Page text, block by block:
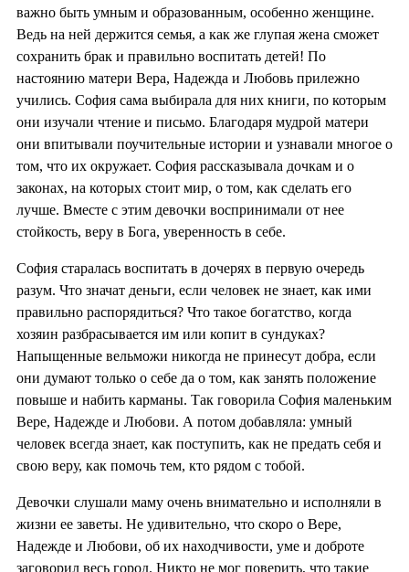
важно быть умным и образованным, особенно женщине.
Ведь на ней держится семья, а как же глупая жена сможет
сохранить брак и правильно воспитать детей! По
настоянию матери Вера, Надежда и Любовь прилежно
учились. София сама выбирала для них книги, по которым
они изучали чтение и письмо. Благодаря мудрой матери
они впитывали поучительные истории и узнавали многое о
том, что их окружает. София рассказывала дочкам и о
законах, на которых стоит мир, о том, как сделать его
лучше. Вместе с этим девочки воспринимали от нее
стойкость, веру в Бога, уверенность в себе.
София старалась воспитать в дочерях в первую очередь
разум. Что значат деньги, если человек не знает, как ими
правильно распорядиться? Что такое богатство, когда
хозяин разбрасывается им или копит в сундуках?
Напыщенные вельможи никогда не принесут добра, если
они думают только о себе да о том, как занять положение
повыше и набить карманы. Так говорила София маленьким
Вере, Надежде и Любови. А потом добавляла: умный
человек всегда знает, как поступить, как не предать себя и
свою веру, как помочь тем, кто рядом с тобой.
Девочки слушали маму очень внимательно и исполняли в
жизни ее заветы. Не удивительно, что скоро о Вере,
Надежде и Любови, об их находчивости, уме и доброте
заговорил весь город. Никто не мог поверить, что такие